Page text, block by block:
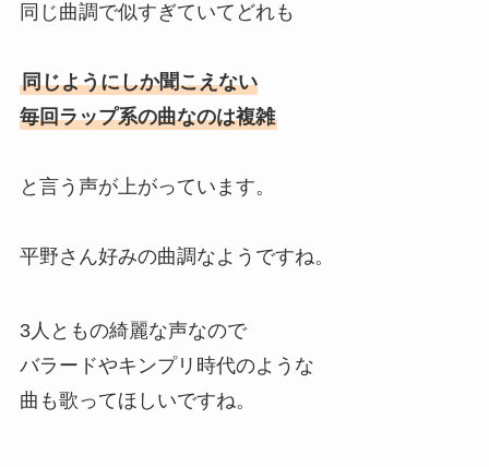
同じ曲調で似すぎていてどれも
同じようにしか聞こえない
毎回ラップ系の曲なのは複雑
と言う声が上がっています。
平野さん好みの曲調なようですね。
3人ともの綺麗な声なので
バラードやキンプリ時代のような
曲も歌ってほしいですね。